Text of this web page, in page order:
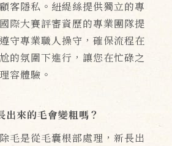
客隱私。紐緹絲提供獨立的專
際大賽評審資歷的專業團隊提
守專業職人操守，確保流程在
的氛圍下進行，讓您在忙碌之
容體驗。
來的毛會變粗嗎？
毛是從毛囊根部處理，新長出